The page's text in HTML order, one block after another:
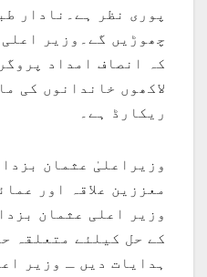
پوری نظر ہے۔نادار
چھوڑیں گے۔وزیر
کہ انصاف امداد
لاکھوں خاندانوں کی
ریکارڈ ہے۔
وزیراعلیٰ عثمان
معززین علاقہ اور
وزیر اعلی عثمان
کے حل کیلئے متعلقہ
ہدایات دیں ـ وزیر